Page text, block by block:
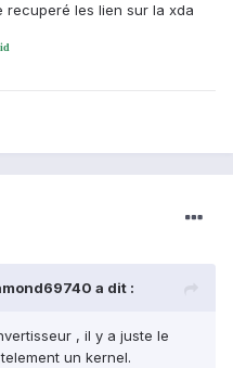
les lien sur la xda
a dit :
, il y a juste le
un kernel.